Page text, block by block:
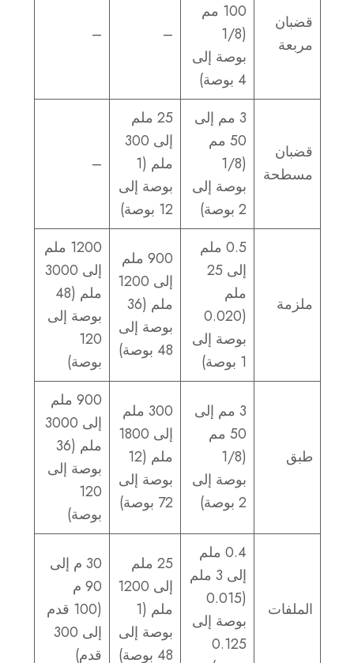
قضبان
مربعة
100 مم
(1/8
بوصة إلى
4 بوصة)
–
–
قضبان
مسطحة
3 مم إلى
50 مم
(1/8
بوصة إلى
2 بوصة)
25 ملم
إلى 300
ملم (1
بوصة إلى
12 بوصة)
–
ملزمة
0.5 ملم
إلى 25
ملم
(0.020
بوصة إلى
1 بوصة)
900 ملم
إلى 1200
ملم (36
بوصة إلى
48 بوصة)
1200 ملم
إلى 3000
ملم (48
بوصة إلى
120
بوصة)
طبق
3 مم إلى
50 مم
(1/8
بوصة إلى
2 بوصة)
300 ملم
إلى 1800
ملم (12
بوصة إلى
72 بوصة)
900 ملم
إلى 3000
ملم (36
بوصة إلى
120
بوصة)
الملفات
0.4 ملم
إلى 3 ملم
(0.015
بوصة إلى
0.125
25 ملم
إلى 1200
ملم (1
بوصة إلى
48 بوصة)
30 م إلى
90 م
(100 قدم
إلى 300
قدم)